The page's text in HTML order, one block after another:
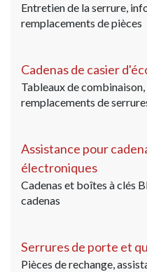
Entretien de la serrure,
remplacements de pièces
Cadenas de casier
Tableaux de
remplacements de
Assistance pour
électroniques
Cadenas et boîtes à clés
cadenas
Serrures de porte et
Pièces de rechange,